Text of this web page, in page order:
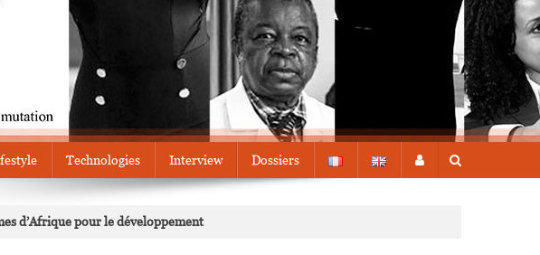
Technologies Interview Dossiers
d’Afrique pour le développement